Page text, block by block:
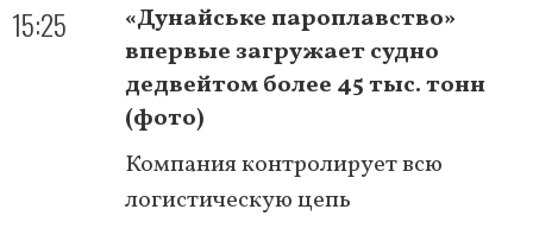
15:25
«Дунайське пароплавство»
впервые загружает судно
дедвейтом более 45 тыс. тонн
(фото)
Компания контролирует всю
логистическую цепь